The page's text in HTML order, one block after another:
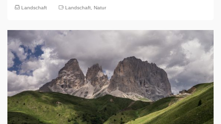
Landschaft Landschaft, Natur